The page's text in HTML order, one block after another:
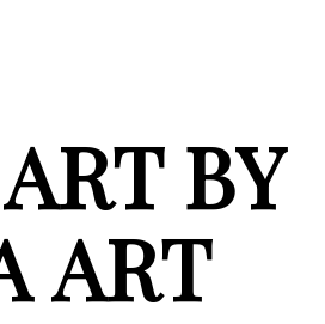
BY
ART